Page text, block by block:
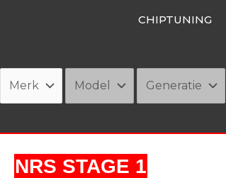
CHIPTUNING
NRS STAGE 1